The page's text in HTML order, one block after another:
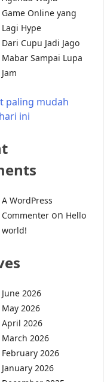
Game Online yang
Lagi Hype
Dari Cupu Jadi Jago
Mabar Sampai Lupa
Jam
paling mudah
ini
A WordPress
Commenter on Hello
world!
June 2026
May 2026
April 2026
March 2026
February 2026
January 2026